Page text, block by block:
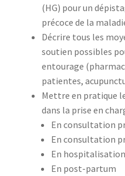
(HG) pour un
précoce de la
Décrire tous les
soutien possibles
entourage
patientes,
Mettre en pratique
dans la prise en
En consultation
En consultation
En hospitalisation
En post-partum